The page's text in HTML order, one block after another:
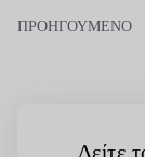
ΠΡΟΗΓΟΥΜΕΝΟ